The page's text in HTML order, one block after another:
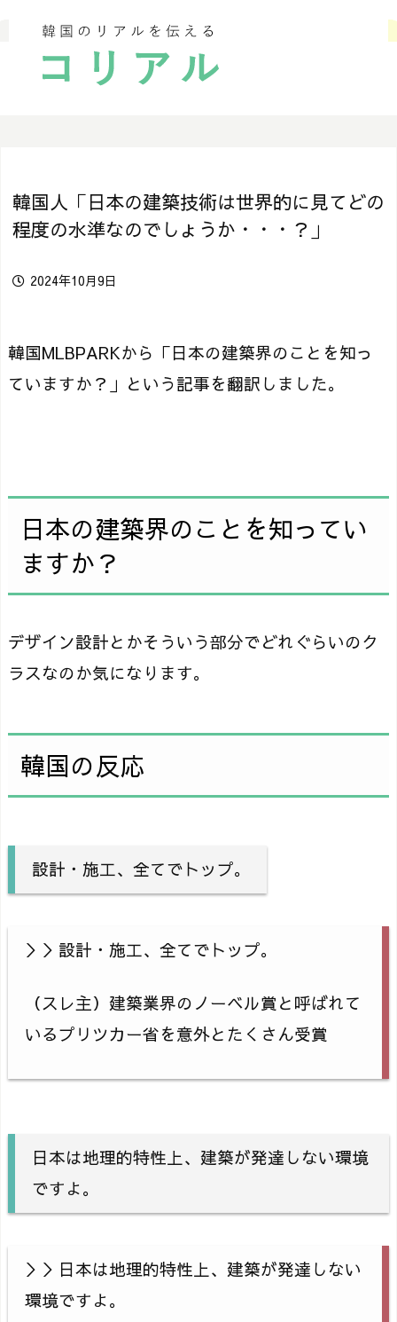
韓国人「日本の建築技術は世界的に見てどの
程度の水準なのでしょうか・・・？」
2024年10月9日
韓国MLBPARKから「日本の建築界のことを知っ
ていますか？」という記事を翻訳しました。
日本の建築界のことを知ってい
ますか？
デザイン設計とかそういう部分でどれぐらいのク
ラスなのか気になります。
韓国の反応
設計・施工、全てでトップ。
＞＞設計・施工、全てでトップ。
（スレ主）建築業界のノーベル賞と呼ばれて
いるプリツカー省を意外とたくさん受賞
日本は地理的特性上、建築が発達しない環境
ですよ。
＞＞日本は地理的特性上、建築が発達しない
環境ですよ。